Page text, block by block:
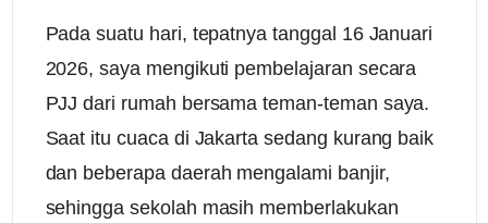
Pada suatu hari, tepatnya tanggal 16 Januari
2026, saya mengikuti pembelajaran secara
PJJ dari rumah bersama teman-teman saya.
Saat itu cuaca di Jakarta sedang kurang baik
dan beberapa daerah mengalami banjir,
sehingga sekolah masih memberlakukan